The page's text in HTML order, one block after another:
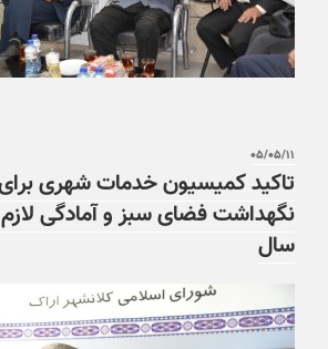
۰۵/۰۵/۱۱
تاکید کمیسیون خدمات شهری
نگهداشت فضای سبز و آمادگی
سال